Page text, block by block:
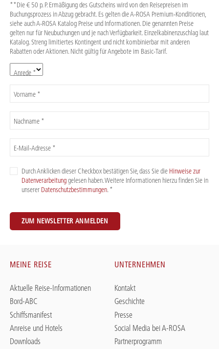
**Die € 50 p. P. Ermäßigung des Gutscheins wird von den Reisepreisen im
Buchungsprozess in Abzug gebracht. Es gelten die A-ROSA Premium-Konditionen,
siehe auch A-ROSA Katalog Preise und Informationen. Die genannten Preise
gelten nur für Neubuchungen und je nach Verfügbarkeit. Einzelkabinenzuschlag laut
Katalog. Streng limitiertes Kontingent und nicht kombinierbar mit anderen
Rabatten oder Aktionen. Nicht gültig für Angebote im Basic-Tarif.
Anrede *
Vorname *
Nachname *
E-Mail-Adresse *
Durch Anklicken dieser Checkbox bestätigen Sie, dass Sie die Hinweise zur
Datenverarbeitunggelesen haben. Weitere Informationen hierzu finden Sie in
unserer Datenschutzbestimmungen. *
ZUM NEWSLETTER ANMELDEN
MEINE REISE
Aktuelle Reise-Informationen
Bord-ABC
Schiffsmanifest
Anreise und Hotels
Downloads
UNTERNEHMEN
Kontakt
Geschichte
Presse
Social Media bei A-ROSA
Partnerprogramm